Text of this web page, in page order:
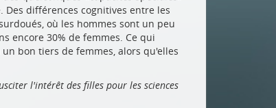
différences cognitives entre les
où les hommes sont un peu
encore 30% de femmes. Ce qui
bon tiers de femmes, alors qu'elles
l'intérêt des filles pour les sciences